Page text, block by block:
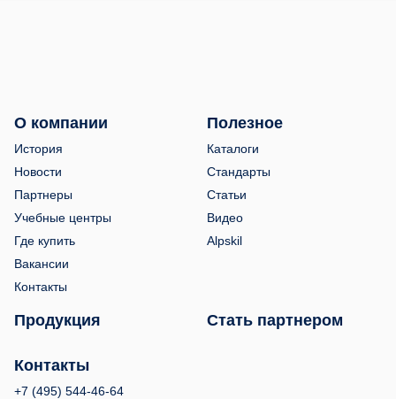
О компании
История
Новости
Партнеры
Учебные центры
Где купить
Вакансии
Контакты
Полезное
Каталоги
Стандарты
Статьи
Видео
Alpskil
Продукция Стать партнером
Контакты
+7 (495) 544-46-64